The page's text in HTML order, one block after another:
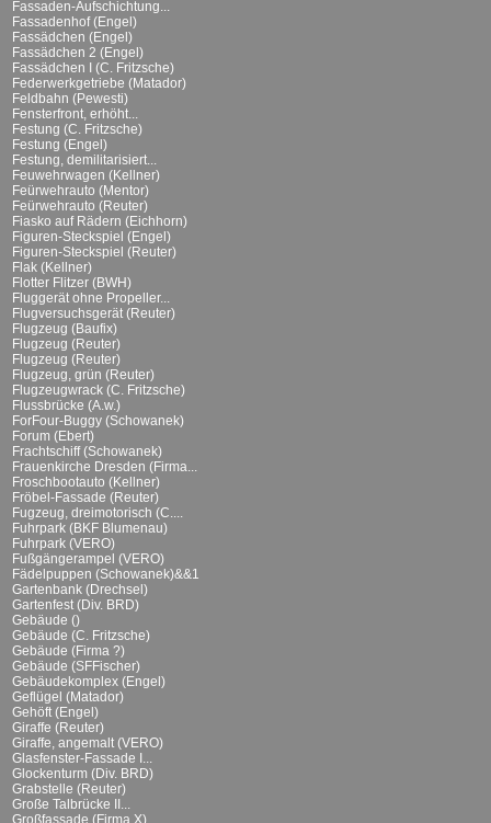
Fassaden-Aufschichtung...
Fassadenhof (Engel)
Fassädchen (Engel)
Fassädchen 2 (Engel)
Fassädchen I (C. Fritzsche)
Federwerkgetriebe (Matador)
Feldbahn (Pewesti)
Fensterfront, erhöht...
Festung (C. Fritzsche)
Festung (Engel)
Festung, demilitarisiert...
Feuwehrwagen (Kellner)
Feürwehrauto (Mentor)
Feürwehrauto (Reuter)
Fiasko auf Rädern (Eichhorn)
Figuren-Steckspiel (Engel)
Figuren-Steckspiel (Reuter)
Flak (Kellner)
Flotter Flitzer (BWH)
Fluggerät ohne Propeller...
Flugversuchsgerät (Reuter)
Flugzeug (Baufix)
Flugzeug (Reuter)
Flugzeug (Reuter)
Flugzeug, grün (Reuter)
Flugzeugwrack (C. Fritzsche)
Flussbrücke (A.w.)
ForFour-Buggy (Schowanek)
Forum (Ebert)
Frachtschiff (Schowanek)
Frauenkirche Dresden (Firma...
Froschbootauto (Kellner)
Fröbel-Fassade (Reuter)
Fugzeug, dreimotorisch (C....
Fuhrpark (BKF Blumenau)
Fuhrpark (VERO)
Fußgängerampel (VERO)
Fädelpuppen (Schowanek)&&1
Gartenbank (Drechsel)
Gartenfest (Div. BRD)
Gebäude ()
Gebäude (C. Fritzsche)
Gebäude (Firma ?)
Gebäude (SFFischer)
Gebäudekomplex (Engel)
Geflügel (Matador)
Gehöft (Engel)
Giraffe (Reuter)
Giraffe, angemalt (VERO)
Glasfenster-Fassade I...
Glockenturm (Div. BRD)
Grabstelle (Reuter)
Große Talbrücke II...
Großfassade (Firma X)